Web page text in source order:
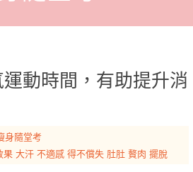
動時間，有助提升消
身隨堂考
果 大汗 不適感 得不償失 肚肚 贅肉 擺脫